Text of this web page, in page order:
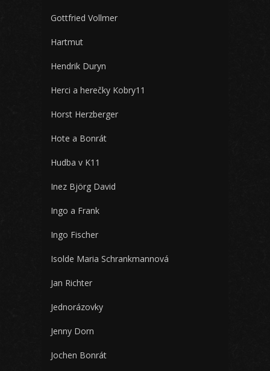
Gottfried Vollmer
Hartmut
Hendrik Duryn
Herci a herečky Kobry11
Horst Herzberger
Hote a Bonrát
Hudba v K11
Inez Björg David
Ingo a Frank
Ingo Fischer
Isolde Maria Schrankmannová
Jan Richter
Jednorázovky
Jenny Dorn
Jochen Bonrát